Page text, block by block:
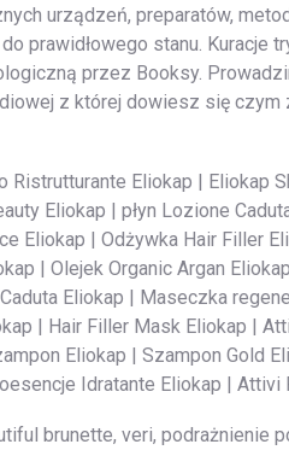
urządzeń, preparatów,
prawidłowego stanu.
przez Booksy.
z której dowiesz się
Ristrutturante Eliokap |
Eliokap | płyn Lozione
Eliokap | Odżywka Hair Filler
| Olejek Organic Argan
Eliokap | Maseczka
| Hair Filler Mask Eliokap |
Eliokap | Szampon Gold
Idratante Eliokap |
brunette, veri,